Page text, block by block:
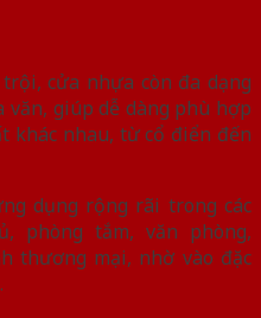
cửa nhựa còn đa dạng
văn, giúp dễ dàng phù hợp
khác nhau, từ cổ điển đến
dụng rộng rãi trong các
phòng tắm, văn phòng,
thương mại, nhờ vào đặc